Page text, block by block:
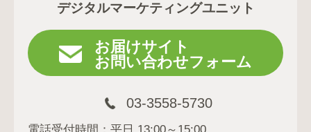
デジタルマーケティングユニット
お届けサイト
お問い合わせフォーム
03-3558-5730